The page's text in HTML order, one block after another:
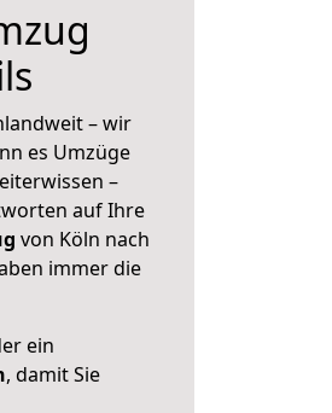
– wir
es Umzüge
–
auf Ihre
von Köln nach
immer die
ein
, damit Sie